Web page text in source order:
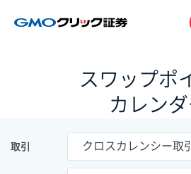
スワップポ
カレン
取引 クロスカレンシー取引